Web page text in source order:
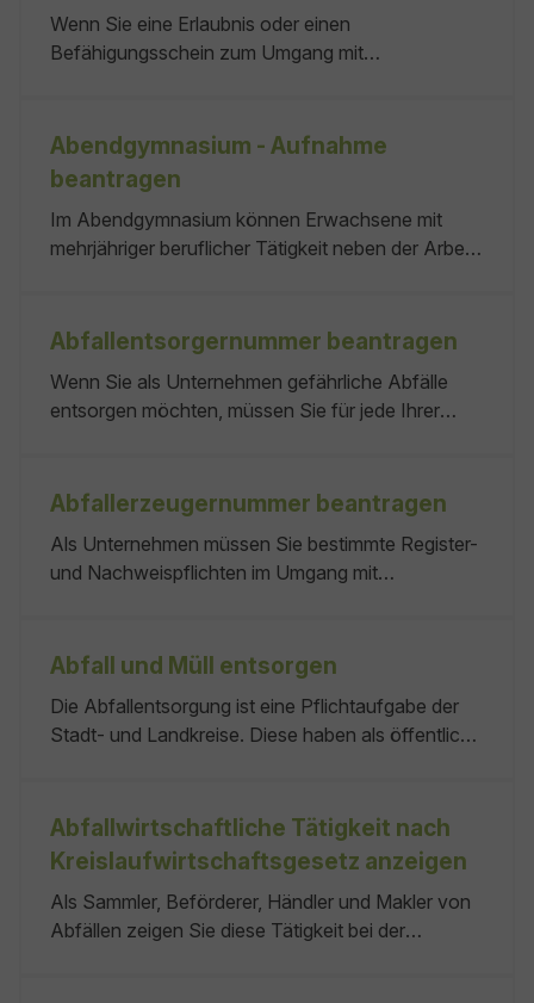
Wenn Sie eine Erlaubnis oder einen
Befähigungsschein zum Umgang mit
dies der zuständigen Behörde anzeigen. Die
Gemeinde-/Stadtverwaltung des Abbrennortes als
Ortspolizeibehörde. oder keiner
Abendgymnasium - Aufnahme
beantragen
Im Abendgymnasium können Erwachsene mit
mehrjähriger beruflicher Tätigkeit neben der Arbeit
Ausnahmefällen am Wochenende statt. Das
folgende Bildungsgänge: Keine
Abfallentsorgernummer beantragen
Wenn Sie als Unternehmen gefährliche Abfälle
entsorgen möchten, müssen Sie für jede Ihrer
Regelfall keine eigene Abfallentsorgernummer. Die
durch die Abfallerzeugernummer erfüllt. Nutzen
Sie hierzu die Leistung "Abfallerzeugernummer
Abfallerzeugernummer beantragen
Als Unternehmen müssen Sie bestimmte Register-
und Nachweispflichten im Umgang mit
zu entsorgen haben, benötigen Sie eine
keine keine 1 bis 4 Wochen
Abfall und Müll entsorgen
Die Abfallentsorgung ist eine Pflichtaufgabe der
Stadt- und Landkreise. Diese haben als öffentlich-
können sich von Kommune zu Kommune
unterscheiden. Abfallwirtschaftsamt oder
Abfallwirtschaftliche Tätigkeit nach
Kreislaufwirtschaftsgesetz anzeigen
Als Sammler, Beförderer, Händler und Makler von
Abfällen zeigen Sie diese Tätigkeit bei der